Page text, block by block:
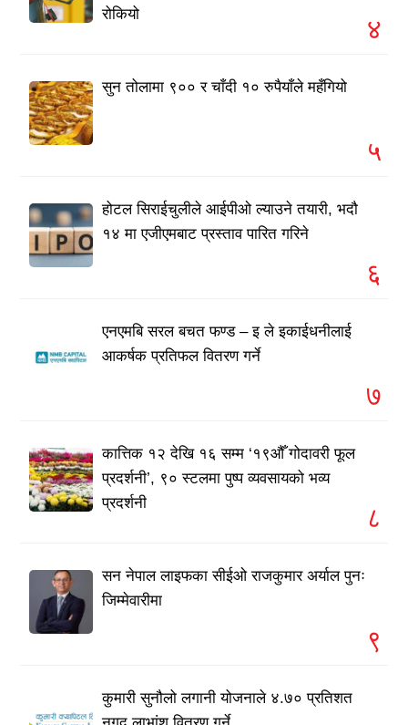
रोकियो
४
सुन तोलामा ९०० र चाँदी १० रुपैयाँले महँगियो
५
होटल सिराईचुलीले आईपीओ ल्याउने तयारी, भदौ
१४ मा एजीएमबाट प्रस्ताव पारित गरिने
६
एनएमबि सरल बचत फण्ड – इ ले इकाईधनीलाई
आकर्षक प्रतिफल वितरण गर्ने
७
कात्तिक १२ देखि १६ सम्म ‘१९औँ गोदावरी फूल
प्रदर्शनी’, ९० स्टलमा पुष्प व्यवसायको भव्य
प्रदर्शनी
८
सन नेपाल लाइफका सीईओ राजकुमार अर्याल पुनः
जिम्मेवारीमा
९
कुमारी सुनौलो लगानी योजनाले ४.७० प्रतिशत